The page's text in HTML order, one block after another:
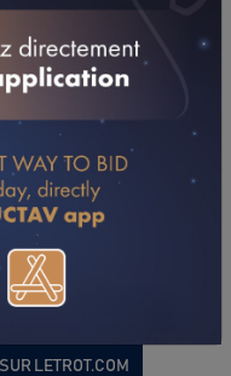
2017
GPP)
SUR-MER)
(CAGNES-SUR-MER)
LETROT.COM